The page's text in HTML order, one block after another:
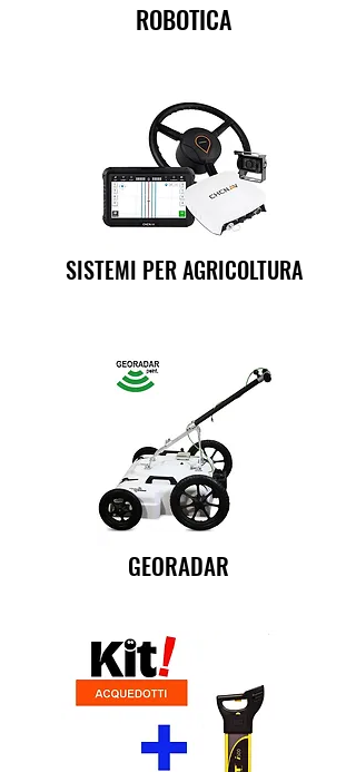
ROBOTICA
SISTEMI PER AGRICOLTURA
GEORADAR